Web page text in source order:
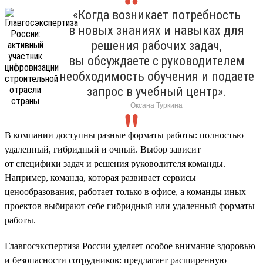
«Когда возникает потребность
в новых знаниях и навыках для
решения рабочих задач,
вы обсуждаете с руководителем
необходимость обучения и подаете
запрос в учебный центр».
Оксана Туркина
В компании доступны разные форматы работы: полностью
удаленный, гибридный и очный. Выбор зависит
от специфики задач и решения руководителя команды.
Например, команда, которая развивает сервисы
ценообразования, работает только в офисе, а команды иных
проектов выбирают себе гибридный или удаленный форматы
работы.
Главгосэкспертиза России уделяет особое внимание здоровью
и безопасности сотрудников: предлагает расширенную